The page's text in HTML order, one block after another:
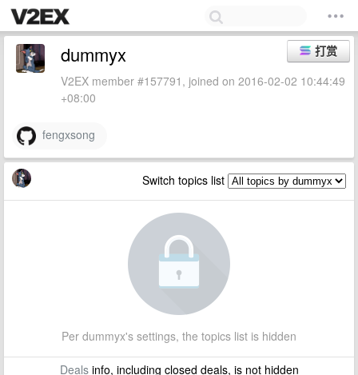
打赏
dummyx
V2EX member #157791, joined on 2016-02-02 10:44:49
+08:00
fengxsong
Switch topics list
Per dummyx's settings, the topics list is hidden
Dealsinfo, including closed deals, is not hidden